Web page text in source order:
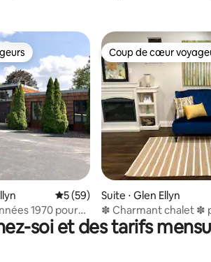
commentaires : 4,96 sur 5
les plus appréciés
Évaluation moyenne sur la
5 (59)
1970 pour
Coup de cœur
Coup de cœur
Suite ⋅ Glen Ellyn
✽ Charmant chalet ✽
l'université, de la ville
soi et des tarifs